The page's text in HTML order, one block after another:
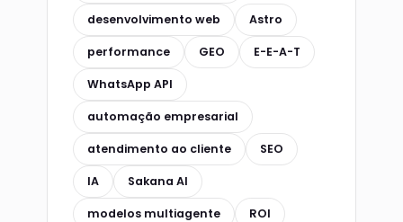
desenvolvimento web Astro
performance GEO E-E-A-T
WhatsApp API
automação empresarial
atendimento ao cliente SEO
IA Sakana AI
modelos multiagente ROI